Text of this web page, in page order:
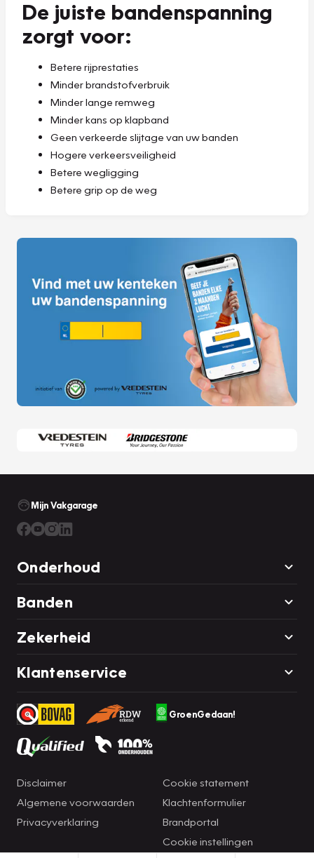
De juiste bandenspanning
zorgt voor:
Betere rijprestaties
Minder brandstofverbruik
Minder lange remweg
Minder kans op klapband
Geen verkeerde slijtage van uw banden
Hogere verkeersveiligheid
Betere wegligging
Betere grip op de weg
Mijn Vakgarage
Onderhoud
Banden
Zekerheid
Klantenservice
GroenGedaan!
Disclaimer
Algemene voorwaarden
Privacyverklaring
Cookie statement
Klachtenformulier
Brandportal
Cookie instellingen